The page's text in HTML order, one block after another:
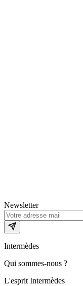
Newsletter
Intermèdes
Qui sommes-nous ?
L'esprit Intermèdes